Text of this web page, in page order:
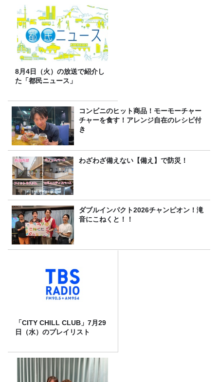
8月4日（火）の放送で紹介し
た「都民ニュース」
コンビニのヒット商品！モーモーチャー
チャーを食す！アレンジ自在のレシピ付
き
わざわざ備えない【備え】で防災！
ダブルインパクト2026チャンピオン！滝
音にこねくと！！
「CITY CHILL CLUB」7月29
日（水）のプレイリスト